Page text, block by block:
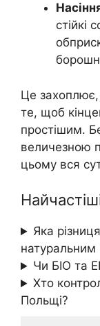
стійкі
Це захоплює,
те, щоб
простішим.
величезною
цьому вся
Яка
Чи БІО та
Хто
Польщі?